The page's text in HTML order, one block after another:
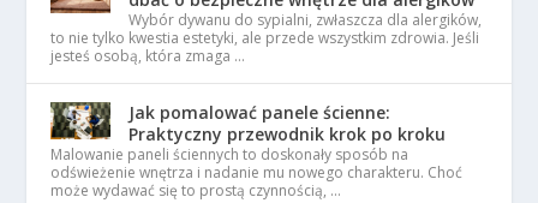
Wybór dywanu do sypialni, zwłaszcza dla alergików,
to nie tylko kwestia estetyki, ale przede wszystkim zdrowia. Jeśli
jesteś osobą, która zmaga …
Jak pomalować panele ścienne:
Praktyczny przewodnik krok po kroku
Malowanie paneli ściennych to doskonały sposób na
odświeżenie wnętrza i nadanie mu nowego charakteru. Choć
może wydawać się to prostą czynnością, …